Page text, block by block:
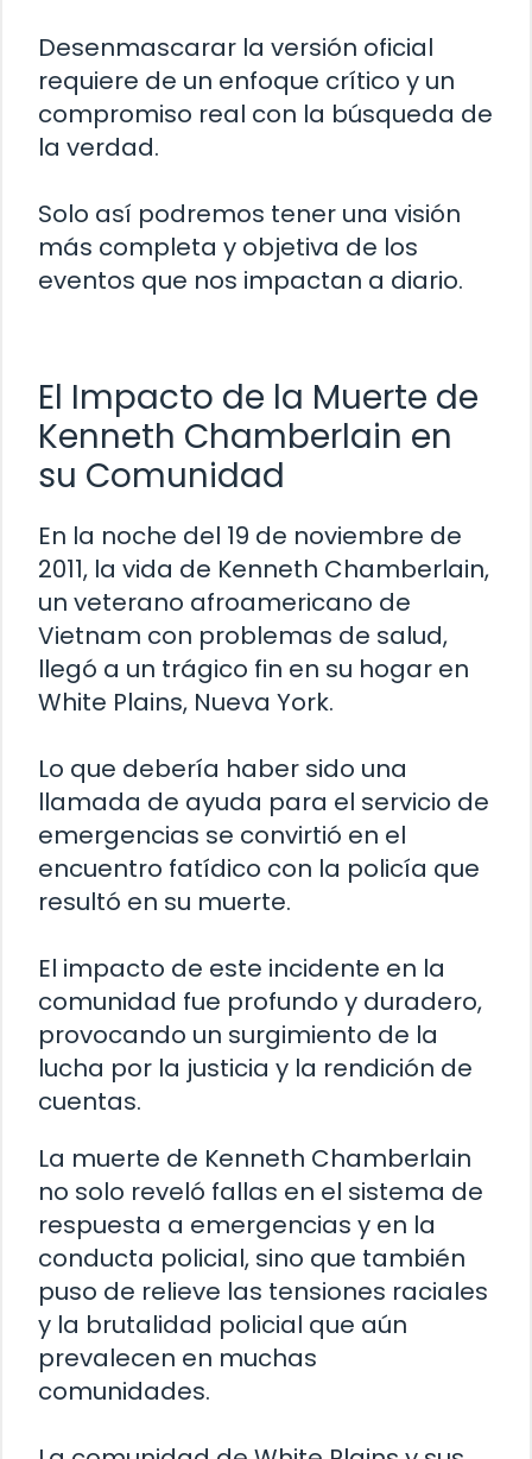
Desenmascarar la versión oficial
requiere de un enfoque crítico y un
compromiso real con la búsqueda de
la verdad.
Solo así podremos tener una visión
más completa y objetiva de los
eventos que nos impactan a diario.
El Impacto de la Muerte de
Kenneth Chamberlain en
su Comunidad
En la noche del 19 de noviembre de
2011, la vida de Kenneth Chamberlain,
un veterano afroamericano de
Vietnam con problemas de salud,
llegó a un trágico fin en su hogar en
White Plains, Nueva York.
Lo que debería haber sido una
llamada de ayuda para el servicio de
emergencias se convirtió en el
encuentro fatídico con la policía que
resultó en su muerte.
El impacto de este incidente en la
comunidad fue profundo y duradero,
provocando un surgimiento de la
lucha por la justicia y la rendición de
cuentas.
La muerte de Kenneth Chamberlain
no solo reveló fallas en el sistema de
respuesta a emergencias y en la
conducta policial, sino que también
puso de relieve las tensiones raciales
y la brutalidad policial que aún
prevalecen en muchas
comunidades.